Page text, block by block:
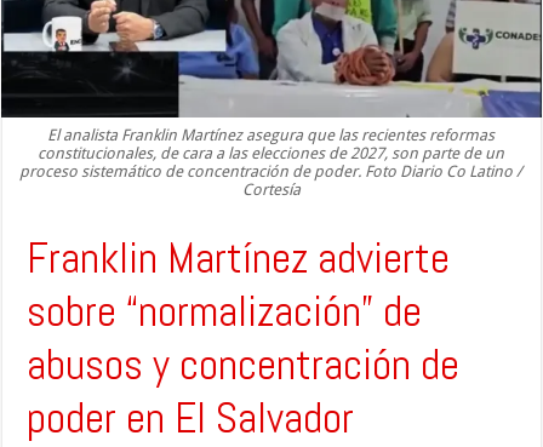
El analista Franklin Martínez asegura que las recientes reformas
constitucionales, de cara a las elecciones de 2027, son parte de un
proceso sistemático de concentración de poder. Foto Diario Co Latino /
Cortesía
Franklin Martínez advierte
sobre “normalización” de
abusos y concentración de
poder en El Salvador